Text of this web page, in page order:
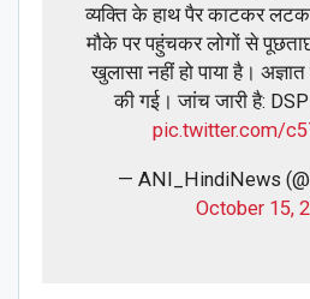
व्यक्ति के हाथ पैर काटकर
मौके पर पहुंचकर लोगों से
खुलासा नहीं हो पाया है।
की गई। जांच जारी है:
pic.twitter.com/
— ANI_HindiNews
October 15,